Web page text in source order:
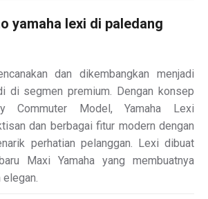
yamaha lexi di paledang
dan dikembangkan menjadi
di segmen premium. Dengan konsep
Commuter Model, Yamaha Lexi
dan berbagai fitur modern dengan
perhatian pelanggan. Lexi dibuat
Maxi Yamaha yang membuatnya